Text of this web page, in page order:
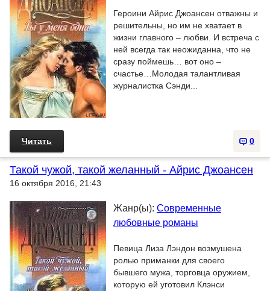
Героини Айрис Джоансен отважны и
решительны, но им не хватает в
жизни главного – любви. И встреча с
ней всегда так неожиданна, что не
сразу поймешь… вот оно –
счастье…Молодая талантливая
журналистка Сэнди...
0
Читать
Такой чужой, такой желанный - Айрис Джоансен
16 октября 2016, 21:43
Жанр(ы): Современные
любовные романы
Певица Лиза Лэндон возмушена
ролью приманки для своего
бывшего мужа, торговца оружием,
которую ей уготовил Клэнси